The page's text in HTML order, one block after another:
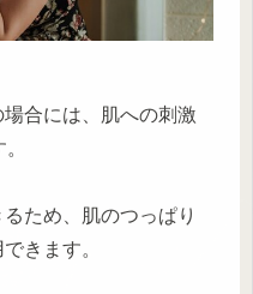
合には、肌への刺激
ため、肌のつっぱり
きます。